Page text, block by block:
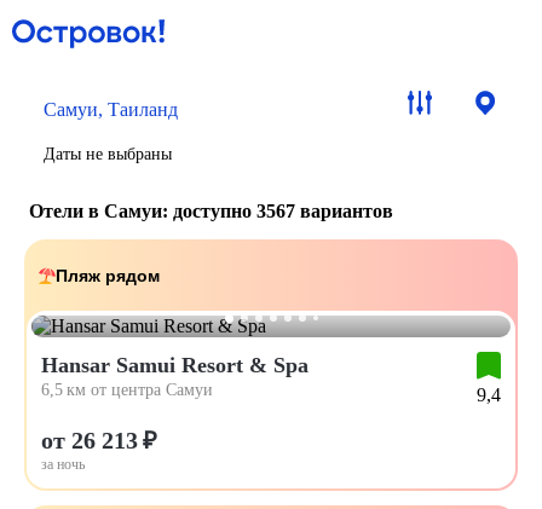
Самуи, Таиланд
Даты не выбраны
Отели в Самуи: доступно 3567 вариантов
Пляж рядом
Hansar Samui Resort & Spa
6,5 км от центра Самуи 9,4
от 26 213 ₽
за ночь